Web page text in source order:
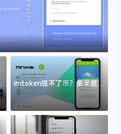
imtoken提不了币？多半是这
几件事没处理好